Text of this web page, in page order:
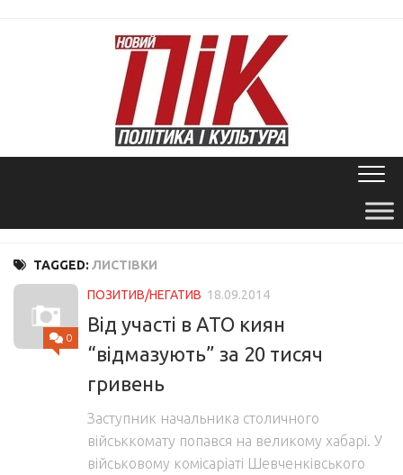
TAGGED: ЛИСТІВКИ
0
ПОЗИТИВ/НЕГАТИВ 18.09.2014
Від участі в АТО киян
“відмазують” за 20 тисяч
гривень
Заступник начальника столичного
військкомату попався на великому хабарі. У
військовому комісаріаті Шевченківського